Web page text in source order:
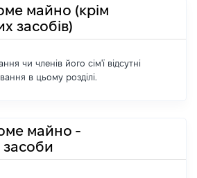
майно (крім
засобів)
чи членів його сім'ї відсутні
в цьому розділі.
майно -
засоби